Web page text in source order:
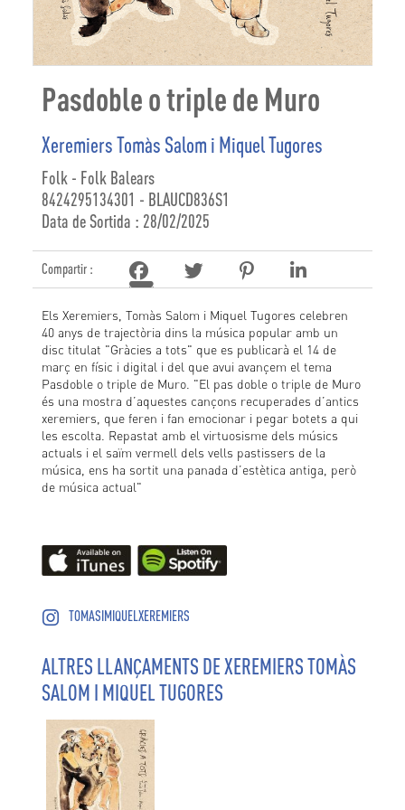
Pasdoble o triple de Muro
Xeremiers Tomàs Salom i Miquel Tugores
Folk - Folk Balears
8424295134301 - BLAUCD836S1
Data de Sortida : 28/02/2025
Compartir :
Els Xeremiers, Tomàs Salom i Miquel Tugores celebren
40 anys de trajectòria dins la música popular amb un
disc titulat "Gràcies a tots" que es publicarà el 14 de
març en físic i digital i del que avui avançem el tema
Pasdoble o triple de Muro. "El pas doble o triple de Muro
és una mostra d’aquestes cançons recuperades d’antics
xeremiers, que feren i fan emocionar i pegar botets a qui
les escolta. Repastat amb el virtuosisme dels músics
actuals i el saïm vermell dels vells pastissers de la
música, ens ha sortit una panada d’estètica antiga, però
de música actual"
TOMASIMIQUELXEREMIERS
ALTRES LLANÇAMENTS DE XEREMIERS TOMÀS
SALOM I MIQUEL TUGORES